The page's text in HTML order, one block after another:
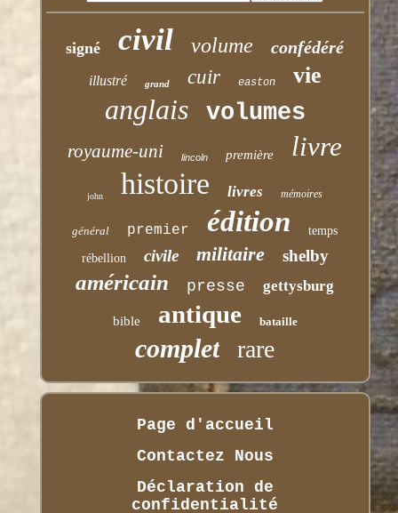
signé civil volume confédéré
illustré grand cuir easton vie
anglais volumes
royaume-uni lincoln première livre
john histoire livres mémoires
général premier édition temps
rébellion civile militaire shelby
américain presse gettysburg
bible antique bataille
complet rare
Page d'accueil
Contactez Nous
Déclaration de
confidentialité